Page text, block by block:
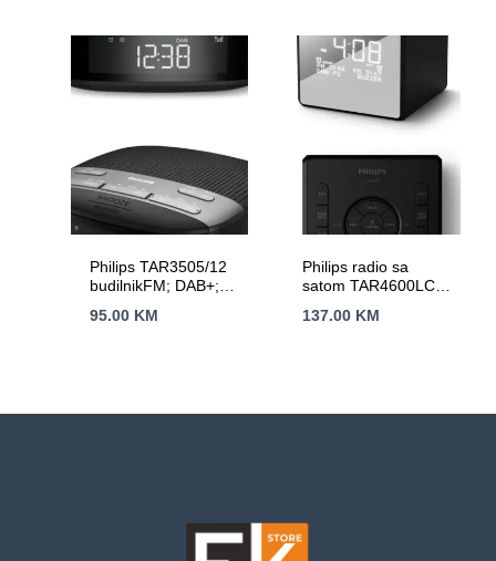
Philips TAR3505/12
budilnikFM; DAB+;
alarm;Izlazna snaga
95.00 KM
Philips radio sa
satom TAR4600LCD
FM/DAB+;USB-C
137.00 KM